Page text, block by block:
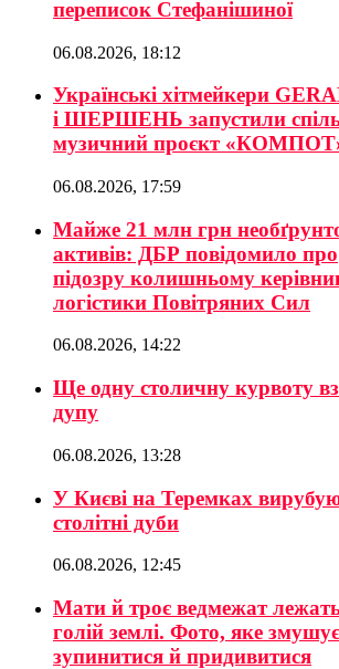
переписок Стефанішиної
06.08.2026, 18:12
Українські хітмейкери
і ШЕРШЕНЬ запустили
музичний проєкт
06.08.2026, 17:59
Майже 21 млн грн
активів: ДБР повідомило про
підозру колишньому
логістики Повітряних Сил
06.08.2026, 14:22
Ще одну столичну курвоту
дупу
06.08.2026, 13:28
У Києві на Теремках
столітні дуби
06.08.2026, 12:45
Мати й троє ведмежат
голій землі. Фото, яке змушує
зупинитися й придивитися